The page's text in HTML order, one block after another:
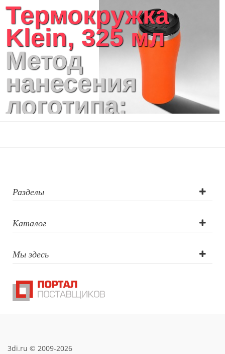
Термокружка
Klein, 325 мл
Метод
нанесения
логотипа:
УФ-печать
Разделы
Каталог
Мы здесь
3di.ru © 2009-2026